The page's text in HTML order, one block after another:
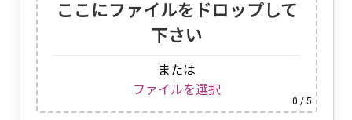
ここにファイルをドロップして
下さい
または
ファイルを選択
0 / 5